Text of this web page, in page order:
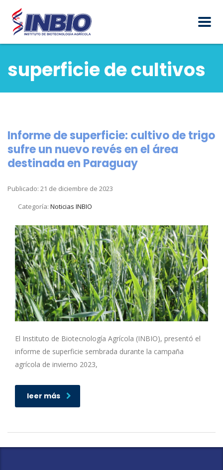
superficie de cultivos
Informe de superficie: cultivo de trigo
sufre un nuevo revés en el área
destinada en Paraguay
Publicado: 21 de diciembre de 2023
Categoría: Noticias INBIO
El Instituto de Biotecnología Agrícola (INBIO), presentó el
informe de superficie sembrada durante la campaña
agrícola de invierno 2023,
leer más